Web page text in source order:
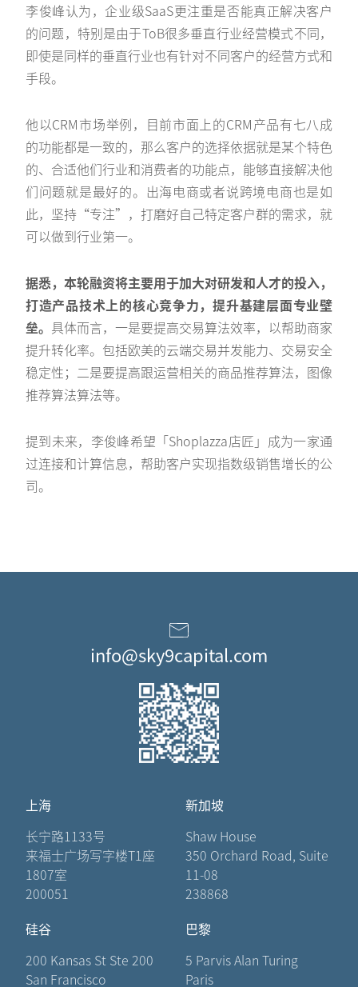
李俊峰认为，企业级SaaS更注重是否能真正解决客户
的问题，特别是由于ToB很多垂直行业经营模式不同，
即使是同样的垂直行业也有针对不同客户的经营方式和
手段。
他以CRM市场举例，目前市面上的CRM产品有七八成
的功能都是一致的，那么客户的选择依据就是某个特色
的、合适他们行业和消费者的功能点，能够直接解决他
们问题就是最好的。出海电商或者说跨境电商也是如
此，坚持“专注”，打磨好自己特定客户群的需求，就
可以做到行业第一。
据悉，本轮融资将主要用于加大对研发和人才的投入，
打造产品技术上的核心竞争力，提升基建层面专业壁
垒。 具体而言，一是要提高交易算法效率，以帮助商家
提升转化率。包括欧美的云端交易并发能力、交易安全
稳定性；二是要提高跟运营相关的商品推荐算法，图像
推荐算法算法等。
提到未来，李俊峰希望「Shoplazza店匠」成为一家通
过连接和计算信息，帮助客户实现指数级销售增长的公
司。
info@sky9capital.com
上海
长宁路1133号
来福士广场写字楼T1座
1807室
200051
新加坡
Shaw House
350 Orchard Road, Suite
11-08
238868
硅谷
200 Kansas St Ste 200
San Francisco
巴黎
5 Parvis Alan Turing
Paris